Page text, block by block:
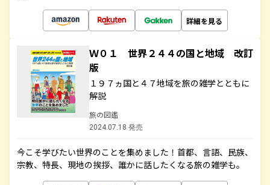
詳細を見る
Ｗ０１ 世界２４４の国と地域 改訂
版
１９７ヵ国と４７地域を旅の雑学とともに
解説
旅の図鑑
2024.07.18 発売
今こそ学びたい世界のことを集めました！首都、言語、民族、
宗教、特長、現地の挨拶、誰かに話したくなる旅の雑学も。